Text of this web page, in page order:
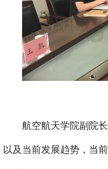
航空航天学院副院
以及当前发展趋势，当